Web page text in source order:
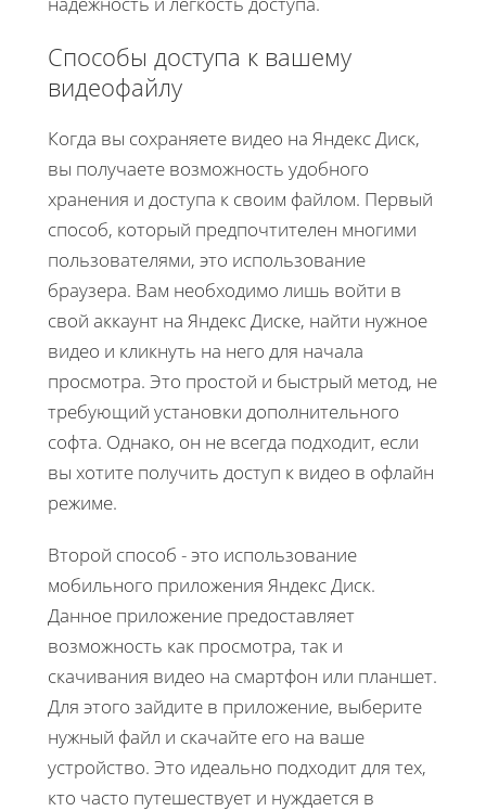
Способы доступа к вашему
видеофайлу
Когда вы сохраняете видео на Яндекс Диск,
вы получаете возможность удобного
хранения и доступа к своим файлом. Первый
способ, который предпочтителен многими
пользователями, это использование
браузера. Вам необходимо лишь войти в
свой аккаунт на Яндекс Диске, найти нужное
видео и кликнуть на него для начала
просмотра. Это простой и быстрый метод, не
требующий установки дополнительного
софта. Однако, он не всегда подходит, если
вы хотите получить доступ к видео в офлайн
режиме.
Второй способ - это использование
мобильного приложения Яндекс Диск.
Данное приложение предоставляет
возможность как просмотра, так и
скачивания видео на смартфон или планшет.
Для этого зайдите в приложение, выберите
нужный файл и скачайте его на ваше
устройство. Это идеально подходит для тех,
кто часто путешествует и нуждается в